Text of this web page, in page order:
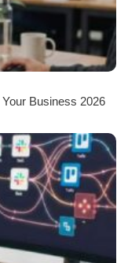
Business 2026